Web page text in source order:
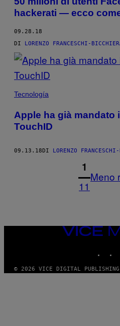
hackerati — ecco
09.28.18
DI
LORENZO FRANCESCHI-
Tecnología
Apple ha già mandato
TouchID
09.13.18 DI LORENZO
1
11
Meno
VICE
© 2026 VICE DIGITAL